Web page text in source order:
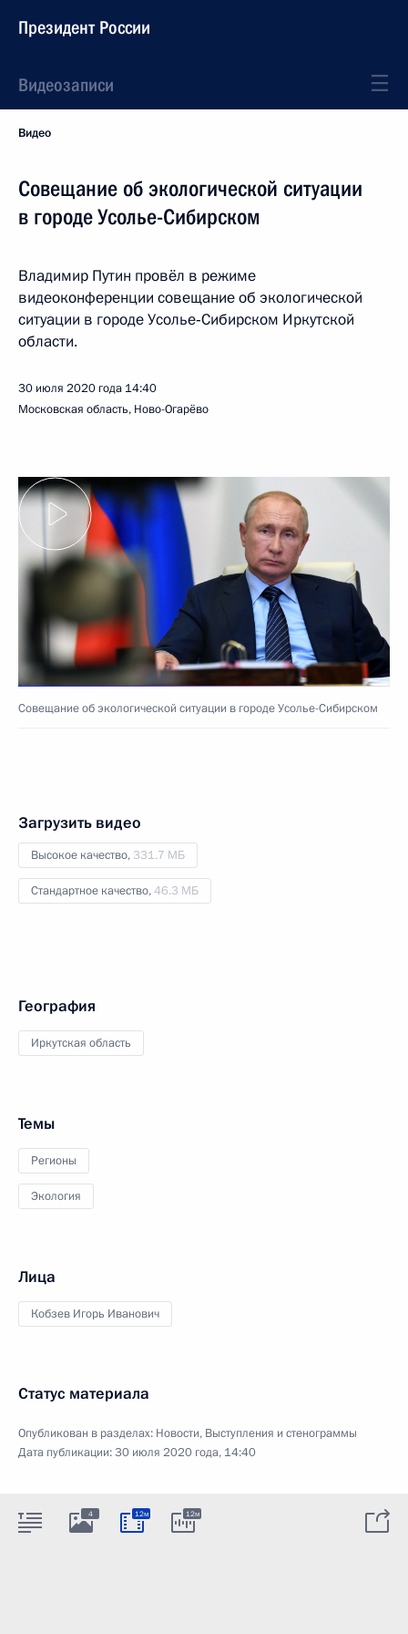
Президент России
Видеозаписи
Видео
Совещание об экологической ситуации
в городе Усолье-Сибирском
Владимир Путин провёл в режиме
видеоконференции совещание об экологической
ситуации в городе Усолье‑Сибирском Иркутской
области.
30 июля 2020 года 14:40
Московская область, Ново-Огарёво
Совещание об экологической ситуации в городе Усолье-Сибирском
Загрузить видео
Высокое качество, 331.7 МБ
Стандартное качество,46.3 МБ
География
Иркутская область
Темы
Регионы
Экология
Лица
Кобзев Игорь Иванович
Статус материала
Опубликован в разделах: Новости, Выступления и стенограммы
Дата публикации:30 июля 2020 года, 14:40
4 12м 12м